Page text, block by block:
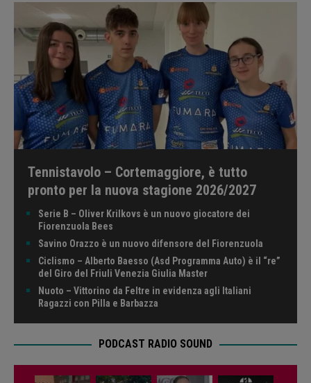
Tennistavolo – Cortemaggiore, è tutto
pronto per la nuova stagione 2026/2027
Serie B – Oliver Krilkovs è un nuovo giocatore dei
Fiorenzuola Bees
Savino Orazzo è un nuovo difensore del Fiorenzuola
Ciclismo – Alberto Baesso (Asd Programma Auto) è il “re”
del Giro del Friuli Venezia Giulia Master
Nuoto – Vittorino da Feltre in evidenza agli Italiani
Ragazzi con Pilla e Barbazza
PODCAST RADIO SOUND